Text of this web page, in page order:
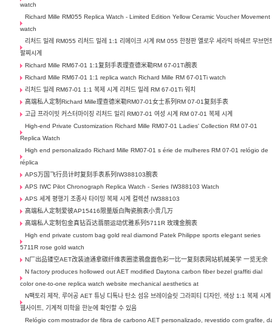
watch
Richard Mille RM055 Replica Watch - Limited Edition Yellow Ceramic Voucher Movement
watch
리처드 밀레 RM055 리처드 밀레 1:1 리메이크 시계 RM 055 한정판 옐로우 세라믹 바쉐르 무브먼
팔찌시계
Richard Mille RM67-01 1:1复刻手表理查德米勒RM 67-01Ti腕表
Richard Mille RM67-01 1:1 replica watch Richard Mille RM 67-01Ti watch
리처드 밀레 RM67-01 1:1 복제 시계 리처드 밀레 RM 67-01Ti 워치
高端私人定制Richard Mille理查德米勒RM07-01女士系列RM 07-01复刻手表
고급 프라이빗 커스터마이징 리처드 밀리 RM07-01 여성 시계 RM 07-01 복제 시계
High-end Private Customization Richard Mille RM07-01 Ladies' Collection RM 07-01
Replica Watch
High end personalizado Richard Mille RM07-01 s érie de mulheres RM 07-01 relógio de
réplica
APS万国飞行员计时复刻手表系列IW388103腕表
APS IWC Pilot Chronograph Replica Watch - Series IW388103 Watch
APS 세계 평행기 조종사 타이밍 복제 시계 컬렉션 IW388103
高端私人定制爱彼AP15416限量版白陶瓷腕表小贵几万
高端私人定制包金真钻百达翡丽运动优雅系列5711R 玫瑰金腕表
High end private custom bag gold real diamond Patek Philippe sports elegant series
5711R rose gold watch
N厂出品镂空AET改装迪通拿碳纤维表圈塗鴉盘面色彩一比一复刻表网站机械美学 一览无余
N factory produces hollowed out AET modified Daytona carbon fiber bezel graffiti dial
color one-to-one replica watch website mechanical aesthetics at
N팩토리 제작, 루어공 AET 튜닝 디톡나 탄소 섬유 브레이슬릿 그라피티 디자인, 색상 1:1 복제 시계
웹사이트, 기계적 미학을 한눈에 확인할 수 있음
Relógio com mostrador de fibra de carbono AET personalizado, revestido com grafite,